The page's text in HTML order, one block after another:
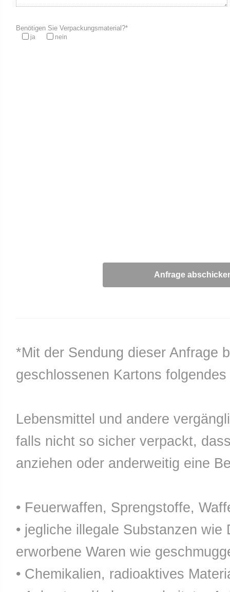
Benötigen Sie Verpackungsmaterial?*
ja nein
*Mit der Sendung dieser Anfrage
geschlossenen Kartons
Lebensmittel und andere
falls nicht so sicher verpackt,
anziehen oder anderweitig eine
• Feuerwaffen, Sprengstoffe,
• jegliche illegale Substanzen
erworbene Waren wie
• Chemikalien, radioaktives